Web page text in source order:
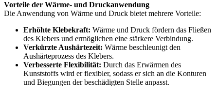
Vorteile der Wärme- und Druckanwendung
Die Anwendung von Wärme und Druck bietet mehrere Vorteile:
Erhöhte Klebekraft: Wärme und Druck fördern das Fließen
des Klebers und ermöglichen eine stärkere Verbindung.
Verkürzte Aushärtezeit: Wärme beschleunigt den
Aushärteprozess des Klebers.
Verbesserte Flexibilität: Durch das Erwärmen des
Kunststoffs wird er flexibler, sodass er sich an die Konturen
und Biegungen der beschädigten Stelle anpasst.